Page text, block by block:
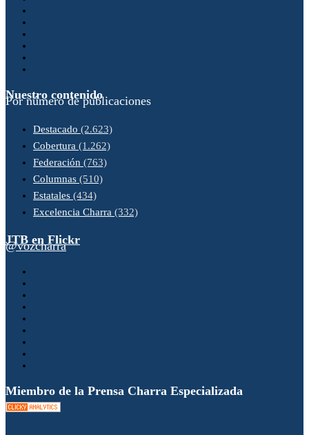
Nuestro contenido
Por número de publicaciones
Destacado (2.623)
Cobertura (1.262)
Federación (763)
Columnas (510)
Estatales (434)
Excelencia Charra (332)
JTB en Flickr
@vozcharra
Miembro de la Prensa Charra Especializada